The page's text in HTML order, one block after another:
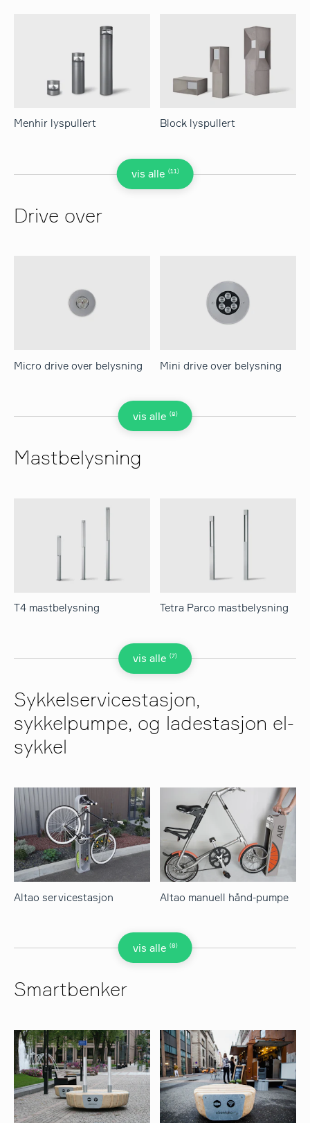
vis alle (11)
Menhir lyspullert Block lyspullert
Drive over
vis alle (8)
Micro drive over belysning Mini drive over belysning
Mastbelysning
vis alle (7)
T4 mastbelysning Tetra Parco mastbelysning
Sykkelservicestasjon,
sykkelpumpe, og ladestasjon el-
sykkel
vis alle (8)
Altao servicestasjon Altao manuell hånd-pumpe
Smartbenker